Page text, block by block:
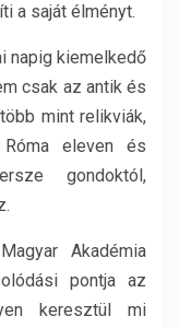
a saját élményt.
napig kiemelkedő
csak az antik és
mint relikviák,
Róma eleven és
gondoktól,
Akadémia
pontja az
keresztül mi